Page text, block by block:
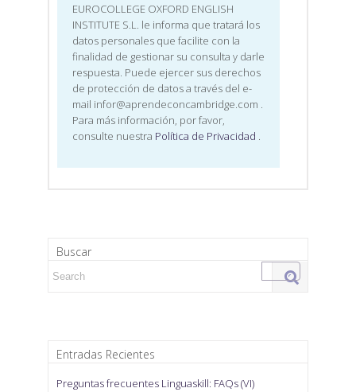
EUROCOLLEGE OXFORD ENGLISH
INSTITUTE S.L. le informa que tratará los
datos personales que facilite con la
finalidad de gestionar su consulta y darle
respuesta. Puede ejercer sus derechos
de protección de datos a través del e-
mail infor@aprendeconcambridge.com .
Para más información, por favor,
consulte nuestra Política de Privacidad .
Buscar
Entradas Recientes
Preguntas frecuentes Linguaskill: FAQs (VI)